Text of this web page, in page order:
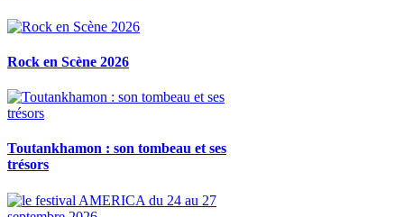
Rock en Scène 2026
Toutankhamon : son tombeau et ses
trésors